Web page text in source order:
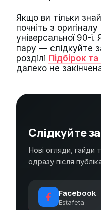
Якщо ви тільки
почніть з
універсальної 90-
пару — слідкуйте
розділі Підбірок та
далеко не
Слідкуйте
Нові огляди, гайди
одразу після
Facebook
Estafeta